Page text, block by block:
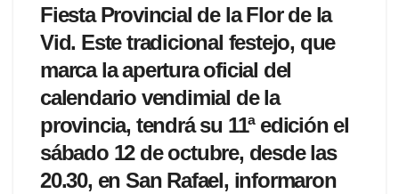
Fiesta Provincial de la Flor de la
Vid. Este tradicional festejo, que
marca la apertura oficial del
calendario vendimial de la
provincia, tendrá su 11ª edición el
sábado 12 de octubre, desde las
20.30, en San Rafael, informaron